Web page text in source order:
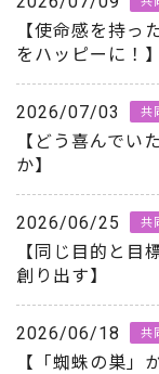
【使命感を持
をハッピーに！】
2026/07/03 共
【どう喜んでい
か】
2026/06/25 共
【同じ目的と
創り出す】
2026/06/18 共
【「蜘蛛の巣」